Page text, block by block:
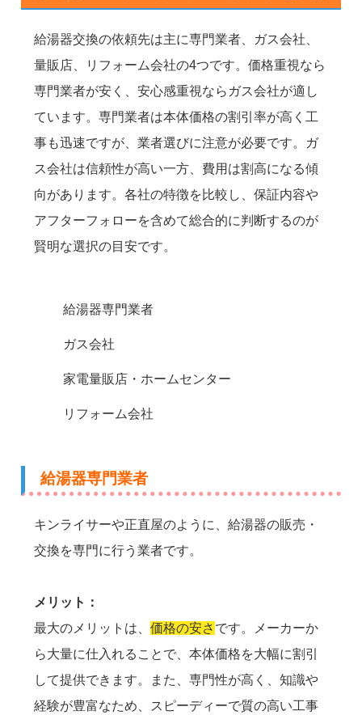
給湯器交換の依頼先は主に専門業者、ガス会社、
量販店、リフォーム会社の4つです。価格重視なら
専門業者が安く、安心感重視ならガス会社が適し
ています。専門業者は本体価格の割引率が高く工
事も迅速ですが、業者選びに注意が必要です。ガ
ス会社は信頼性が高い一方、費用は割高になる傾
向があります。各社の特徴を比較し、保証内容や
アフターフォローを含めて総合的に判断するのが
賢明な選択の目安です。
給湯器専門業者
ガス会社
家電量販店・ホームセンター
リフォーム会社
給湯器専門業者
キンライサーや正直屋のように、給湯器の販売・
交換を専門に行う業者です。
メリット：
最大のメリットは、 価格の安さ です。メーカーか
ら大量に仕入れることで、本体価格を大幅に割引
して提供できます。また、専門性が高く、知識や
経験が豊富なため、スピーディーで質の高い工事